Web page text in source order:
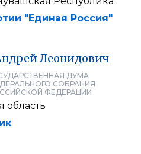
"Единая Россия"
Леонидович
ДУМА
СОБРАНИЯ
ФЕДЕРАЦИИ
область